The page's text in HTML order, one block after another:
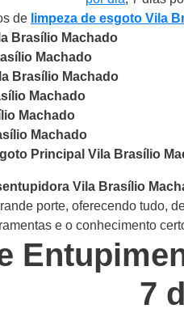
de limpeza de esgoto Vila
Brasílio Machado
Machado
Brasílio Machado
Machado
Machado
Machado
Principal Vila Brasílio
Vila Brasílio
porte, oferecendo tudo,
e o conhecimento
7